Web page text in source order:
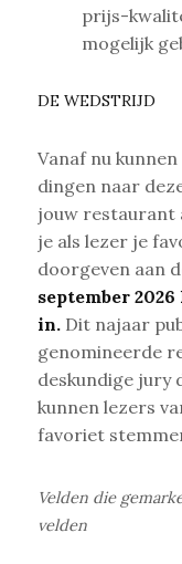
prijs-
mogelijk
DE WEDSTRIJD
Vanaf nu
dingen naar
jouw restaurant
je als lezer je
doorgeven aan
september
in. Dit najaar
genomineerde
deskundige jury
kunnen lezers
favoriet
Velden die
velden